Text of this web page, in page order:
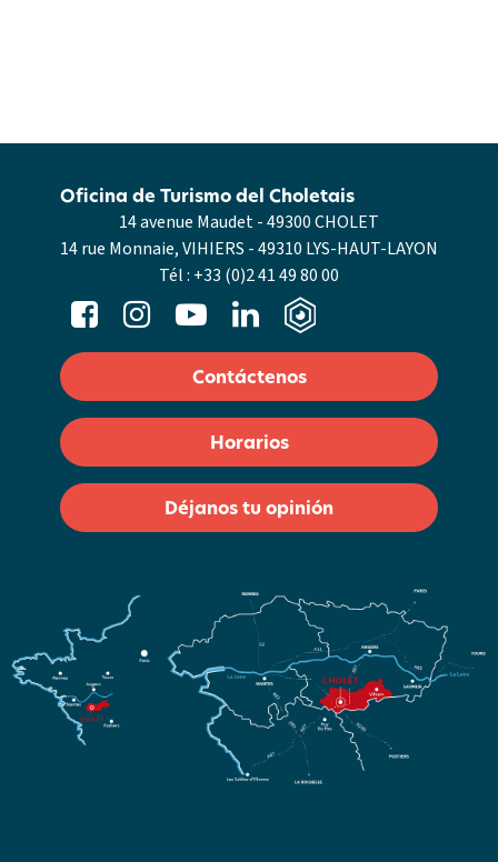
14 avenue Maudet - 49300 CHOLET
14 rue Monnaie, VIHIERS - 49310 LYS-HAUT-LAYON
Tél : +33 (0)2 41 49 80 00
Oficina de Turismo del Choletais
Contáctenos
Horarios
Déjanos tu opinión